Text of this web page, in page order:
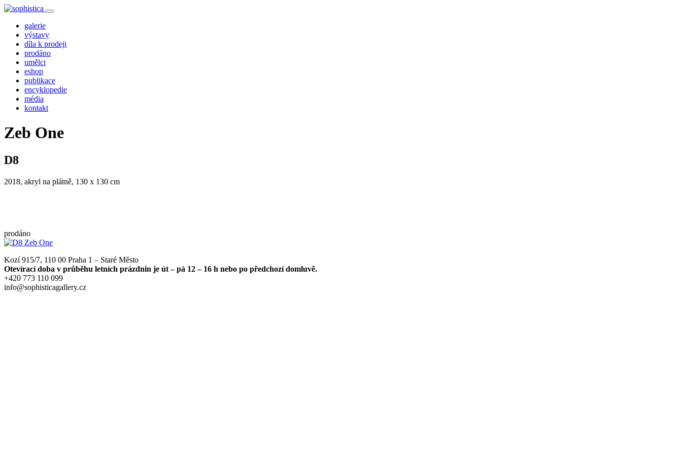
galerie
výstavy
díla k prodeji
prodáno
umělci
eshop
publikace
encyklopedie
média
kontakt
Zeb One
D8
2018, akryl na plátně, 130 x 130 cm
prodáno
Kozí 915/7, 110 00 Praha 1 – Staré Město
Otevírací doba v průběhu letních prázdnin je út – pá 12 – 16 h nebo po předchozí domluvě.
+420 773 110 099
info@sophisticagallery.cz